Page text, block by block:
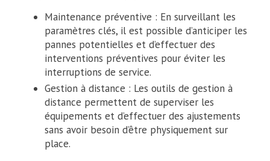
Maintenance préventive : En surveillant les
paramètres clés, il est possible d’anticiper les
pannes potentielles et d’effectuer des
interventions préventives pour éviter les
interruptions de service.
Gestion à distance : Les outils de gestion à
distance permettent de superviser les
équipements et d’effectuer des ajustements
sans avoir besoin d’être physiquement sur
place.